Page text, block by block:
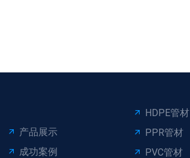
产品展示
成功案例
HDPE管材
PPR管材
PVC管材